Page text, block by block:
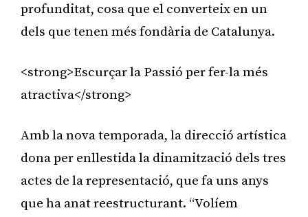
profunditat, cosa que el converteix en un
dels que tenen més fondària de Catalunya.
<strong>Escurçar la Passió per fer-la més
atractiva</strong>
Amb la nova temporada, la direcció artística
dona per enllestida la dinamització dels tres
actes de la representació, que fa uns anys
que ha anat reestructurant. “Volíem